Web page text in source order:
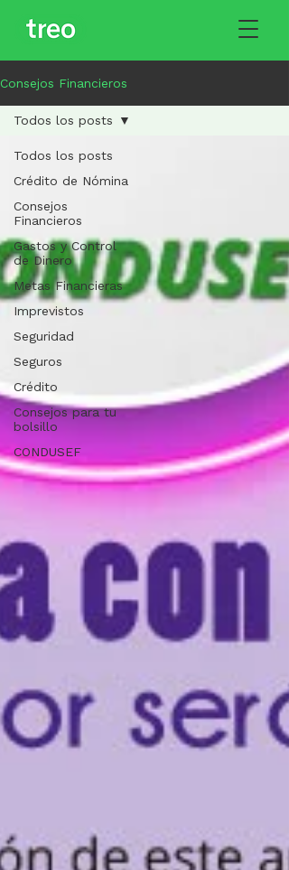
Consejos Financieros
Todos los posts
Crédito de Nómina
Consejos
Financieros
Gastos y Control
de Dinero
Metas Financieras
Imprevistos
Seguridad
Seguros
Crédito
Consejos para tu
bolsillo
CONDUSEF
Todos los posts